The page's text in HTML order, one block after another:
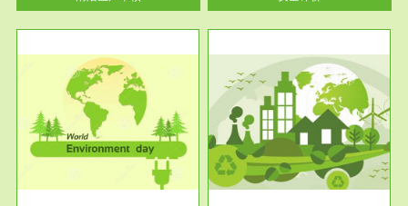
服务范围
VOCs在线监测
根据《重点区域大气污染防
治“十二五”规划》有机废气净化